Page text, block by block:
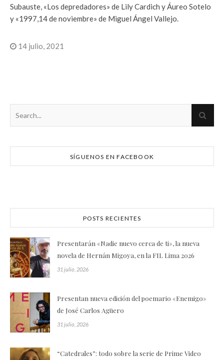
Subauste, «Los depredadores» de Lily Cardich y Áureo Sotelo
y «1997,14 de noviembre» de Miguel Ángel Vallejo.
14 julio, 2021
SÍGUENOS EN FACEBOOK
POSTS RECIENTES
Presentarán «Nadie nuevo cerca de ti», la nueva
novela de Hernán Migoya, en la FIL Lima 2026
31 julio, 2026
Presentan nueva edición del poemario «Enemigo»
de José Carlos Agüero
31 julio, 2026
“Catedrales”: todo sobre la serie de Prime Video